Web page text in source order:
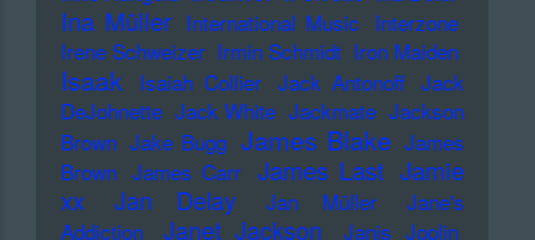
Ina Müller International Music Interzone
Irene Schweizer Irmin Schmidt Iron Maiden
Isaak Isaiah Collier Jack Antonoff Jack
DeJohnette Jack White Jackmate Jackson
Brown Jake Bugg James Blake James
Brown James Carr James Last Jamie
xx
Jan Delay Jan Müller
Jane's
Addiction
Janet Jackson
Janis Joplin